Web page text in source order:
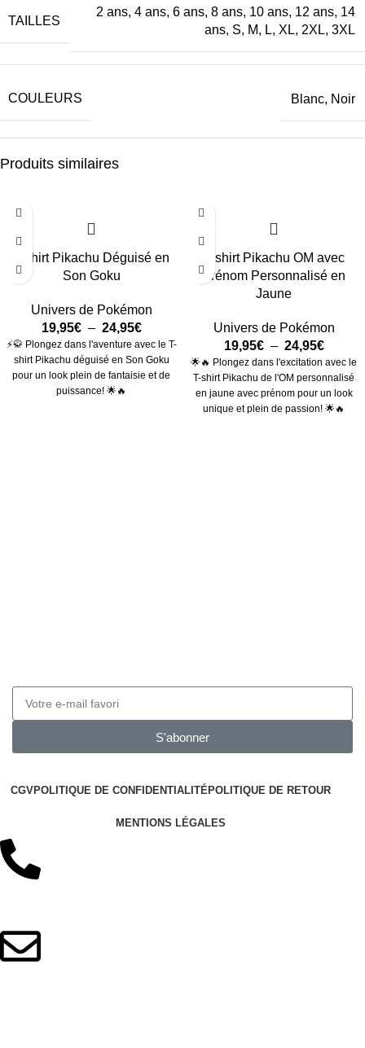
TAILLES
2 ans, 4 ans, 6 ans, 8 ans, 10 ans, 12 ans, 14
ans, S, M, L, XL, 2XL, 3XL
COULEURS Blanc, Noir
Produits similaires
T-shirt Pikachu Déguisé en
Son Goku
Univers de Pokémon
19,95€ – 24,95€
⚡🥋 Plongez dans l'aventure avec le T-
shirt Pikachu déguisé en Son Goku
pour un look plein de fantaisie et de
puissance! 🌟🔥
T-shirt Pikachu OM avec
Prénom Personnalisé en
Jaune
Univers de Pokémon
19,95€ – 24,95€
🌟🔥 Plongez dans l'excitation avec le
T-shirt Pikachu de l'OM personnalisé
en jaune avec prénom pour un look
unique et plein de passion! 🌟🔥
S'abonner
CGVPOLITIQUE DE CONFIDENTIALITÉ POLITIQUE DE RETOUR
MENTIONS LÉGALES